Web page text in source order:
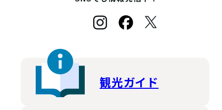
観光ガイド